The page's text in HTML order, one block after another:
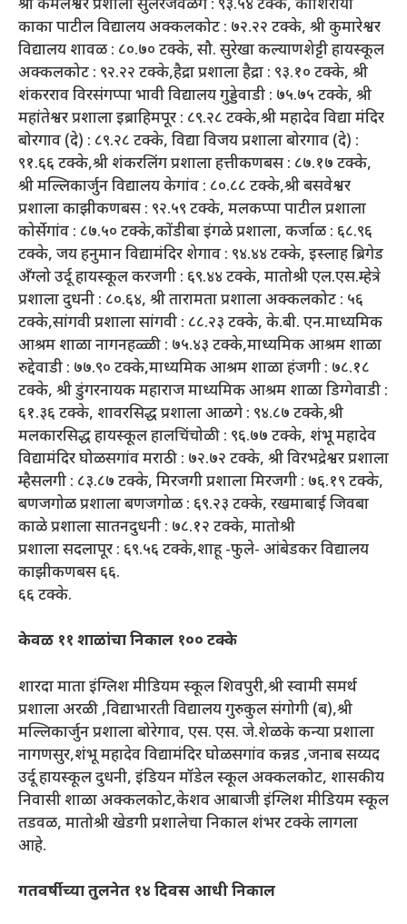
श्री कमलेश्वर प्रशाला सुलेरजवळगे : ९३.५४ टक्के, काशिराया
काका पाटील विद्यालय अक्कलकोट : ७२.२२ टक्के, श्री कुमारेश्वर
विद्यालय शावळ : ८०.७० टक्के, सौ. सुरेखा कल्याणशेट्टी हायस्कूल
अक्कलकोट : ९२.२२ टक्के,हैद्रा प्रशाला हैद्रा : ९३.१० टक्के, श्री
शंकरराव विरसंगप्पा भावी विद्यालय गुड्डेवाडी : ७५.७५ टक्के, श्री
महांतेश्वर प्रशाला इब्राहिमपूर : ८९.२८ टक्के,श्री महादेव विद्या मंदिर
बोरगाव (दे) : ८९.२८ टक्के, विद्या विजय प्रशाला बोरगाव (दे) :
९१.६६ टक्के,श्री शंकरलिंग प्रशाला हत्तीकणबस : ८७.१७ टक्के,
श्री मल्लिकार्जुन विद्यालय केगांव : ८०.८८ टक्के,श्री बसवेश्वर
प्रशाला काझीकणबस : ९२.५९ टक्के, मलकप्पा पाटील प्रशाला
कोर्सेगांव : ८७.५० टक्के,कोंडीबा इंगळे प्रशाला, कर्जाळ : ६८.९६
टक्के, जय हनुमान विद्यामंदिर शेगाव : ९४.४४ टक्के, इस्लाह ब्रिगेड
अँग्लो उर्दू हायस्कूल करजगी : ६९.४४ टक्के, मातोश्री एल.एस.म्हेत्रे
प्रशाला दुधनी : ८०.६४, श्री तारामता प्रशाला अक्कलकोट : ५६
टक्के,सांगवी प्रशाला सांगवी : ८८.२३ टक्के, के.बी. एन.माध्यमिक
आश्रम शाळा नागनहळ्ळी : ७५.४३ टक्के,माध्यमिक आश्रम शाळा
रुद्देवाडी : ७७.९० टक्के,माध्यमिक आश्रम शाळा हंजगी : ७८.१८
टक्के, श्री डुंगरनायक महाराज माध्यमिक आश्रम शाळा डिग्गेवाडी :
६१.३६ टक्के, शावरसिद्ध प्रशाला आळगे : ९४.८७ टक्के,श्री
मलकारसिद्ध हायस्कूल हालचिंचोळी : ९६.७७ टक्के, शंभू महादेव
विद्यामंदिर घोळसगांव मराठी : ७२.७२ टक्के, श्री विरभद्रेश्वर प्रशाला
म्हैसलगी : ८३.८७ टक्के, मिरजगी प्रशाला मिरजगी : ७६.१९ टक्के,
बणजगोळ प्रशाला बणजगोळ : ६९.२३ टक्के, रखमाबाई जिवबा
काळे प्रशाला सातनदुधनी : ७८.१२ टक्के, मातोश्री
प्रशाला सदलापूर : ६९.५६ टक्के,शाहू -फुले- आंबेडकर विद्यालय
काझीकणबस ६६.
६६ टक्के.
केवळ ११ शाळांचा निकाल १०० टक्के
शारदा माता इंग्लिश मीडियम स्कूल शिवपुरी,श्री स्वामी समर्थ
प्रशाला अरळी ,विद्याभारती विद्यालय गुरुकुल संगोगी (ब),श्री
मल्लिकार्जुन प्रशाला बोरेगाव, एस. एस. जे.शेळके कन्या प्रशाला
नागणसुर,शंभू महादेव विद्यामंदिर घोळसगांव कन्नड ,जनाब सय्यद
उर्दू हायस्कूल दुधनी, इंडियन मॉडेल स्कूल अक्कलकोट, शासकीय
निवासी शाळा अक्कलकोट,केशव आबाजी इंग्लिश मीडियम स्कूल
तडवळ, मातोश्री खेडगी प्रशालेचा निकाल शंभर टक्के लागला
आहे.
गतवर्षीच्या तुलनेत १४ दिवस आधी निकाल